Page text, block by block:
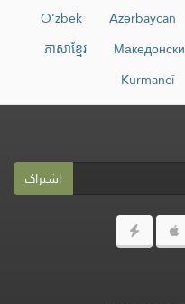
Azərbaycan
O‘zbek
Македонски
ភាសាខ្មែរ
Kurmancî
اشتراک